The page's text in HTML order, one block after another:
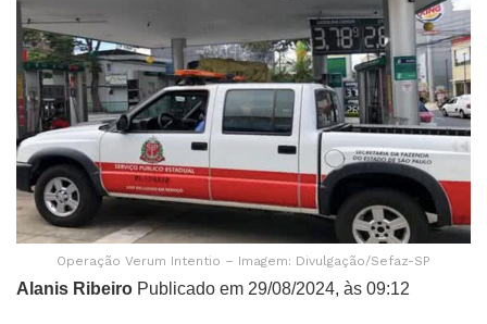
Operação Verum Intentio – Imagem: Divulgação/Sefaz-SP
Alanis Ribeiro Publicado em 29/08/2024, às 09:12